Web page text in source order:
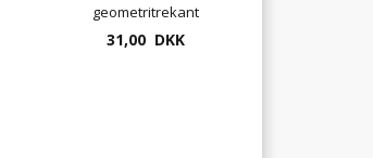
geometritrekant
31,00 DKK